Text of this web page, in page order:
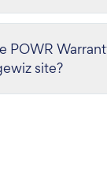
POWR
site?